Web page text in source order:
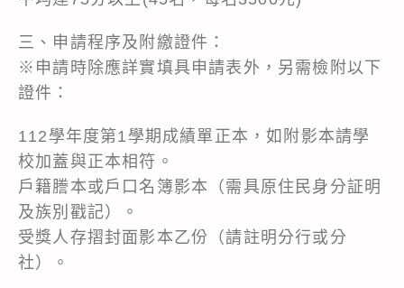
三、申請程序及附繳證件：
※申請時除應詳實填具申請表外，另需檢附以下
證件：
112學年度第1學期成績單正本，如附影本請學
校加蓋與正本相符。
戶籍謄本或戶口名簿影本（需具原住民身分証明
及族別戳記）。
受獎人存摺封面影本乙份（請註明分行或分
社）。